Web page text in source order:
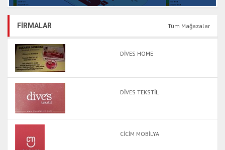
FİRMALAR Tüm Mağazalar
DİVES HOME
DİVES TEKSTİL
CİCİM MOBİLYA